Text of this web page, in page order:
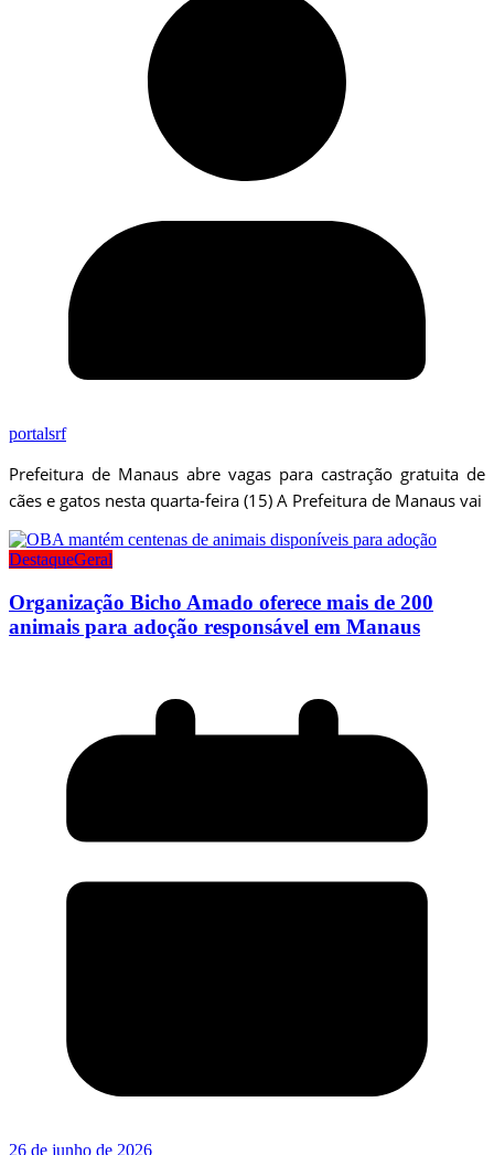
portalsrf
Prefeitura de Manaus abre vagas para castração gratuita de
cães e gatos nesta quarta-feira (15) A Prefeitura de Manaus vai
DestaqueGeral
Organização Bicho Amado oferece mais de 200
animais para adoção responsável em Manaus
26 de junho de 2026